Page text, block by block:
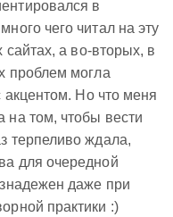
в
чего читал на эту
сайтах, а во-вторых, в
проблем могла
акцентом. Но что меня
на том, чтобы вести
терпеливо ждала,
для очередной
даже при
практики :)